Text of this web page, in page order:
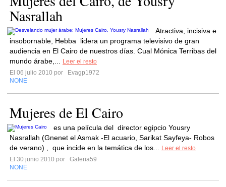
Nasrallah
Atractiva, incisiva e
insobornable, Hebba lidera un programa televisivo de gran
audiencia en El Cairo de nuestros días. Cual Mónica Terribas del
mundo árabe,...
Leer el resto
El 06 julio 2010 por
Evagp1972
NONE
Mujeres de El Cairo
es una película del director egipcio Yousry
Nasrallah (Gnenet el Asmak -El acuario, Sarikat Sayfeya- Robos
de verano) , que incide en la temática de los...
Leer el resto
El 30 junio 2010 por
Galeria59
NONE